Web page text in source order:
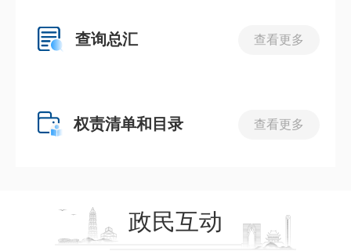
查询总汇 查看更多
权责清单和目录 查看更多
政民互动